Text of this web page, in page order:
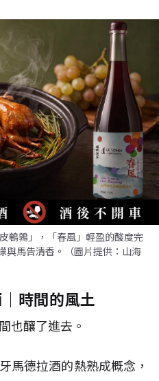
鵪鶉」，「春風」輕盈的酸度完
與馬告清香。（圖片提供：山海
時間的風土
也釀了進去。
馬德拉酒的熱熟成概念，